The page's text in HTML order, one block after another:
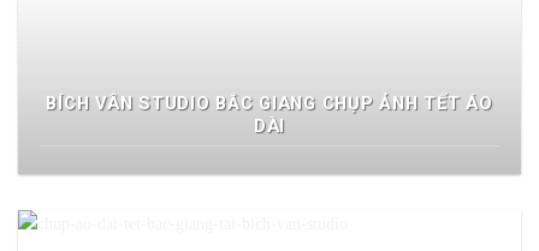
BÍCH VÂN STUDIO BẮC GIANG CHỤP ẢNH TẾT ÁO
DÀI